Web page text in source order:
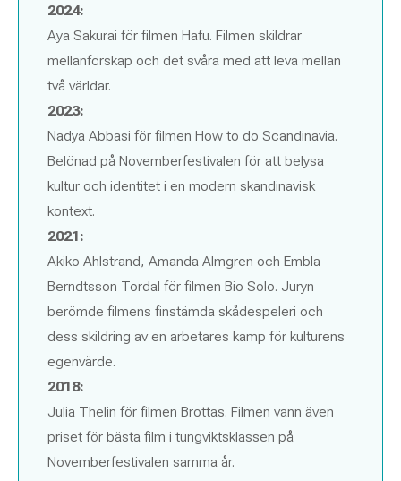
2024:
Aya Sakurai för filmen Hafu. Filmen skildrar
mellanförskap och det svåra med att leva mellan
två världar.
2023:
Nadya Abbasi för filmen How to do Scandinavia.
Belönad på Novemberfestivalen för att belysa
kultur och identitet i en modern skandinavisk
kontext.
2021:
Akiko Ahlstrand, Amanda Almgren och Embla
Berndtsson Tordal för filmen Bio Solo. Juryn
berömde filmens finstämda skådespeleri och
dess skildring av en arbetares kamp för kulturens
egenvärde.
2018:
Julia Thelin för filmen Brottas. Filmen vann även
priset för bästa film i tungviktsklassen på
Novemberfestivalen samma år.